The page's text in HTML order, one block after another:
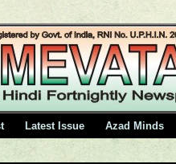
Latest Issue Azad Minds